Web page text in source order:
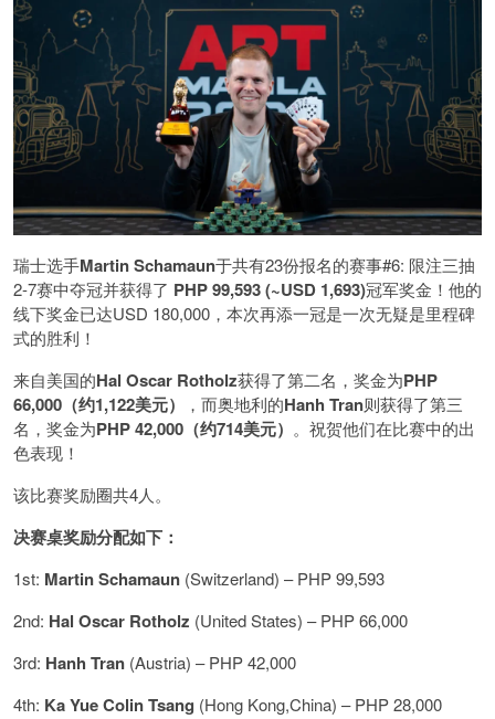
瑞士选手Martin Schamaun于共有23份报名的赛事#6: 限注三抽
2-7赛中夺冠并获得了 PHP 99,593 (~USD 1,693)冠军奖金！他的
线下奖金已达USD 180,000，本次再添一冠是一次无疑是里程碑
式的胜利！
来自美国的Hal Oscar Rotholz获得了第二名，奖金为PHP
66,000（约1,122美元）
，而奥地利的Hanh Tran则获得了第三
名，奖金为PHP 42,000（约714美元） 。祝贺他们在比赛中的出
色表现！
该比赛奖励圈共4人。
决赛桌奖励分配如下：
1st: Martin Schamaun (Switzerland) – PHP 99,593
2nd: Hal Oscar Rotholz (United States) – PHP 66,000
3rd: Hanh Tran (Austria) – PHP 42,000
4th: Ka Yue Colin Tsang (Hong Kong,China) – PHP 28,000